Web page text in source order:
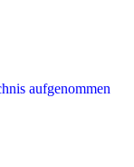
aufgenommen